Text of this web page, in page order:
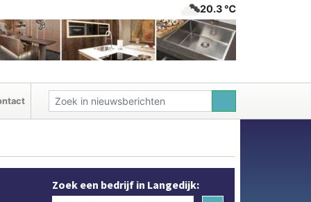
20.3 ℃
Zoek een bedrijf in Langedijk: